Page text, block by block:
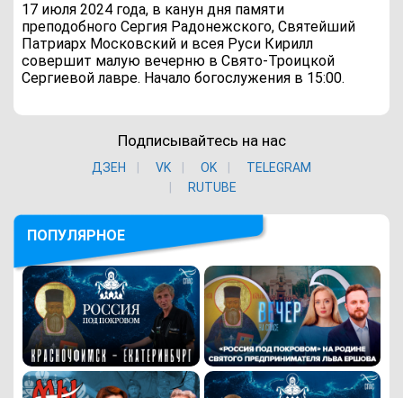
17 июля 2024 года, в канун дня памяти
преподобного Сергия Радонежского, Святейший
Патриарх Московский и всея Руси Кирилл
совершит малую вечерню в Свято-Троицкой
Сергиевой лавре. Начало богослужения в 15:00.
Подписывайтесь на нас
ДЗЕН VK ОK
TELEGRAM
RUTUBE
ПОПУЛЯРНОЕ